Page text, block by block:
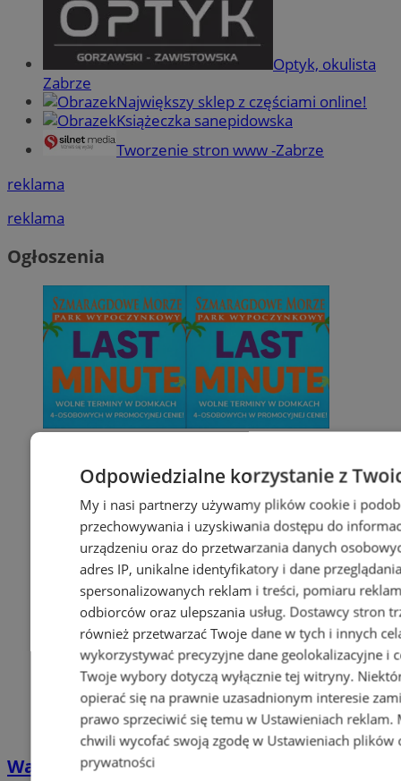
Optyk, okulista
Zabrze
Największy sklep z częściami online!
Książeczka sanepidowska
Tworzenie stron www -Zabrze
reklama
reklama
Ogłoszenia
Wakacyjny wypoczynek nad Bałtykiem w
Odpowiedzialne korzystanie z
My i nasi partnerzy używamy plików cookie i
przechowywania i uzyskiwania dostępu do
urządzeniu oraz do przetwarzania danych
adres IP, unikalne identyfikatory i dane
spersonalizowanych reklam i treści, pomiaru
odbiorców oraz ulepszania usług. Dostawcy stron
również przetwarzać Twoje dane w tych i innych
wykorzystywać precyzyjne dane geolokalizacyjne i
Twoje wybory dotyczą wyłącznie tej witryny.
opierać się na prawnie uzasadnionym interesie
prawo sprzeciwić się temu w Ustawieniach reklam.
chwili wycofać swoją zgodę w Ustawieniach plików
prywatności